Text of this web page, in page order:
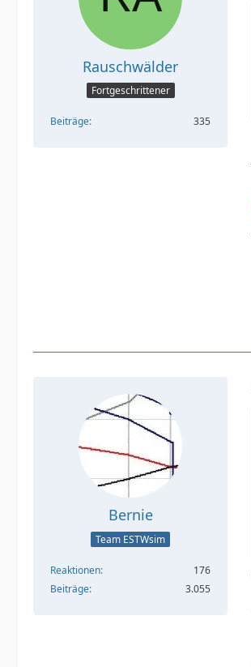
Rauschwälder
Fortgeschrittener
Beiträge 335
Bernie
Team ESTWsim
Reaktionen
176
Beiträge
3.055